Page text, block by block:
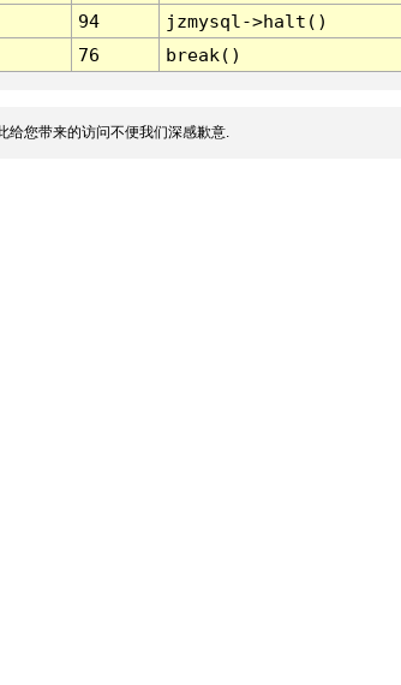
94
jzmysql->halt()
76 break()
您带来的访问不便我们深感歉意.